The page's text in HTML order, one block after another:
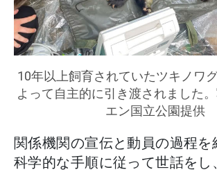
10年以上飼育されていたツキノワ
よって自主的に引き渡されました
エン国立公園提供
関係機関の宣伝と動員の過程を
科学的な手順に従って世話をし